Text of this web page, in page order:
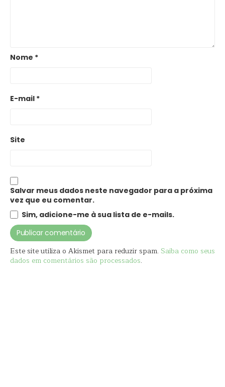
Nome *
E-mail *
Site
Salvar meus dados neste navegador para a próxima
vez que eu comentar.
Sim, adicione-me à sua lista de e-mails.
Este site utiliza o Akismet para reduzir spam. Saiba como seus
dados em comentários são processados.